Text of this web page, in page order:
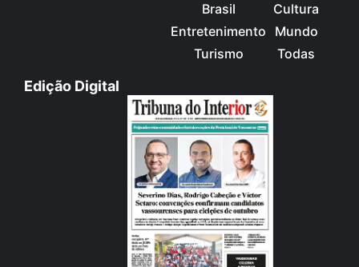
Brasil
Entretenimento
Turismo
Cultura
Mundo
Todas
Edição Digital